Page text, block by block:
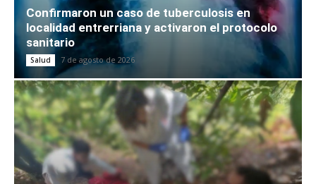
Confirmaron un caso de tuberculosis en
localidad entrerriana y activaron el protocolo
sanitario
Salud 7 de agosto de 2026